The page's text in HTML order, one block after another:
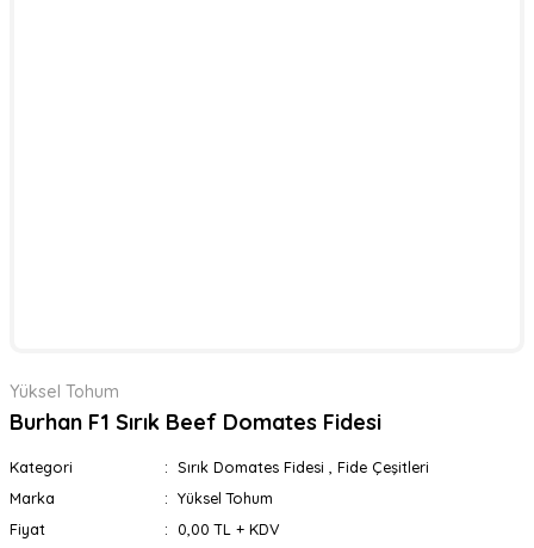
Yüksel Tohum
Burhan F1 Sırık Beef Domates Fidesi
Kategori Sırık Domates Fidesi
Fide Çeşitleri
Marka
Yüksel Tohum
Fiyat
0,00 TL + KDV